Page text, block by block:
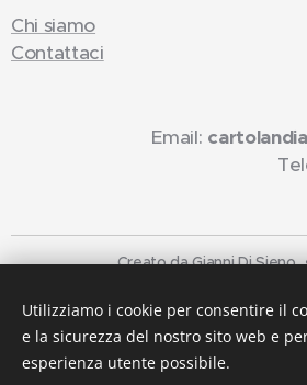
Chi siamo
Contattaci
Email:
Creato da Gianni Di Sieno
Lingue
Italiano
English
Utilizziamo i cookie per consentire il
e la sicurezza del nostro sito web e
esperienza utente possibile.